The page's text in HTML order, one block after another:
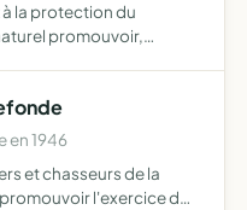
la protection du
promouvoir,
en 1946
et chasseurs de la
l'exercice de